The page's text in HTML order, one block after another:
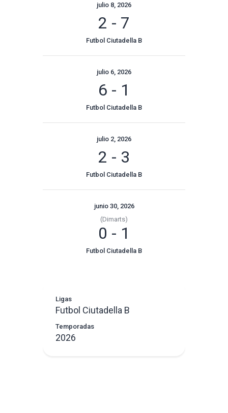
julio 8, 2026
2 - 7
Futbol Ciutadella B
julio 6, 2026
6 - 1
Futbol Ciutadella B
julio 2, 2026
2 - 3
Futbol Ciutadella B
junio 30, 2026
(Dimarts)
0 - 1
Futbol Ciutadella B
Ligas
Futbol Ciutadella B
Temporadas
2026